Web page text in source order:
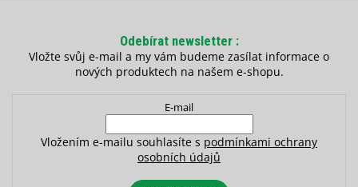
Odebírat newsletter
Vložte svůj e-mail a my vám budeme zasílat informace o
nových produktech na našem e-shopu.
E-mail
Vložením e-mailu souhlasíte s podmínkami ochrany
osobních údajů